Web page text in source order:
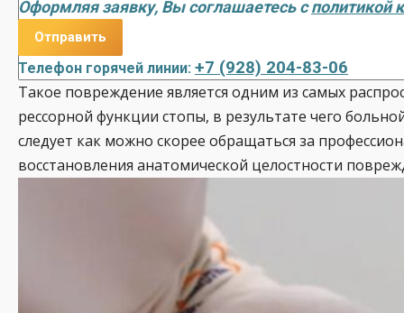
Оформляя заявку, Вы соглашаетесь сполитикой
Телефон горячей линии: +7 (928) 204-83-06
Такое повреждение является одним из самых
рессорной функции стопы, в результате чего
следует как можно скорее обращаться за
восстановления анатомической целостности